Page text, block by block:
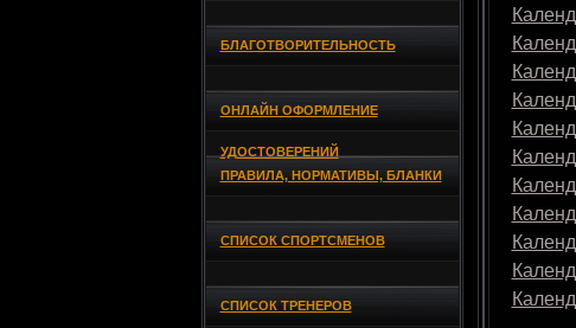
БЛАГОТВОРИТЕЛЬНОСТЬ
ОНЛАЙН ОФОРМЛЕНИЕ
УДОСТОВЕРЕНИЙ
ПРАВИЛА, НОРМАТИВЫ, БЛАНКИ
СПИСОК СПОРТСМЕНОВ
СПИСОК ТРЕНЕРОВ